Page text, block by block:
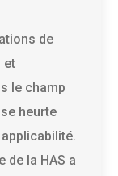
de
et
le champ
heurte
de la HAS a